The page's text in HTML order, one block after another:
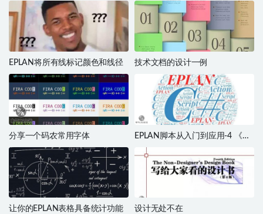
EPLAN将所有线标记颜色和线径 技术文档的设计一例
分享一个码农常用字体
EPLAN脚本从入门到应用-4 《菜
单1》
让你的EPLAN表格具备统计功能 设计无处不在